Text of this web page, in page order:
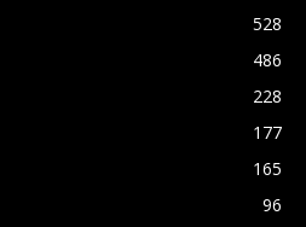
528
486
228
177
165
96